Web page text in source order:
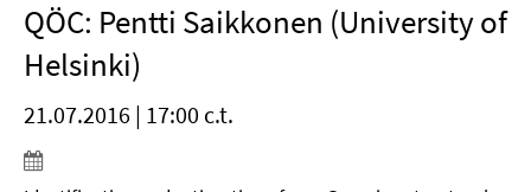
QÖC: Pentti Saikkonen (University of
Helsinki)
21.07.2016 | 17:00 c.t.